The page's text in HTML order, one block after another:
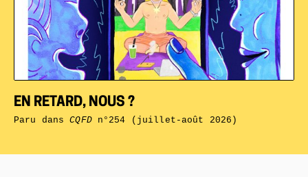
EN RETARD, NOUS ?
Paru dansCQFDn°254 (juillet-août 2026)